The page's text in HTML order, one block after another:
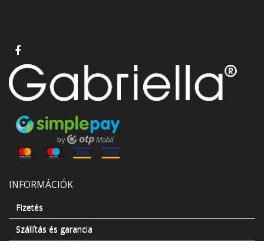
INFORMÁCIÓK
Fizetés
Szállítás és garancia